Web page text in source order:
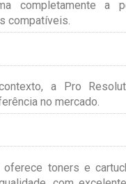
completamente a
compatíveis.
a Pro
no mercado.
oferece toners e